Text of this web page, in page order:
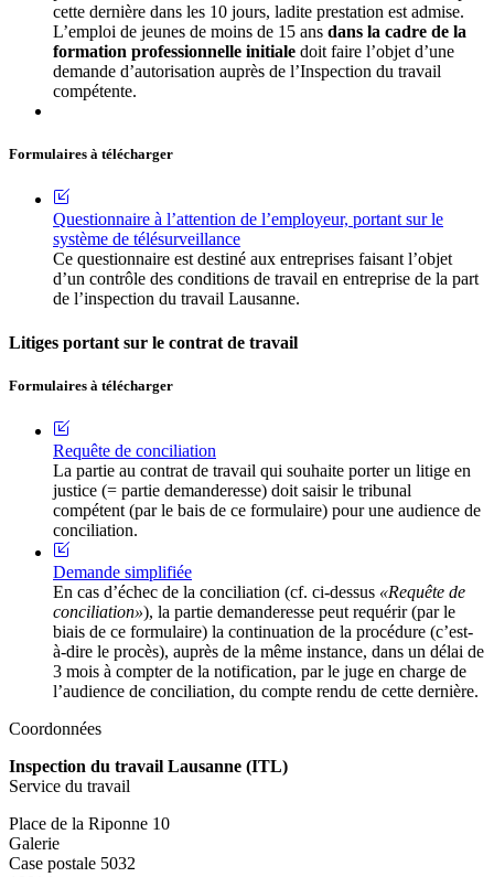
cette dernière dans les 10 jours, ladite prestation est admise.
L’emploi de jeunes de moins de 15 ans dans la cadre de la
formation professionnelle initiale doit faire l’objet d’une
demande d’autorisation auprès de l’Inspection du travail
compétente.
Formulaires à télécharger
Questionnaire à l’attention de l’employeur, portant sur le
système de télésurveillance
Ce questionnaire est destiné aux entreprises faisant l’objet
d’un contrôle des conditions de travail en entreprise de la part
de l’inspection du travail Lausanne.
Litiges portant sur le contrat de travail
Formulaires à télécharger
Requête de conciliation
La partie au contrat de travail qui souhaite porter un litige en
justice (= partie demanderesse) doit saisir le tribunal
compétent (par le bais de ce formulaire) pour une audience de
conciliation.
Demande simplifiée
En cas d’échec de la conciliation (cf. ci-dessus «Requête de
conciliation»), la partie demanderesse peut requérir (par le
biais de ce formulaire) la continuation de la procédure (c’est-
à-dire le procès), auprès de la même instance, dans un délai de
3 mois à compter de la notification, par le juge en charge de
l’audience de conciliation, du compte rendu de cette dernière.
Coordonnées
Inspection du travail Lausanne (ITL)
Service du travail
Place de la Riponne 10
Galerie
Case postale 5032